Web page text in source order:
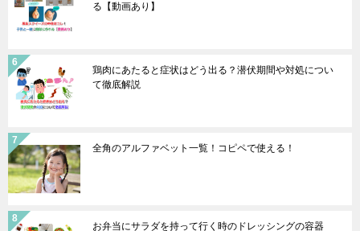
る【動画あり】
鶏肉にあたると症状はどう出る？潜伏期間や対処につい
て徹底解説
全角のアルファベット一覧！コピペで使える！
お弁当にサラダを持って行く時のドレッシングの容器